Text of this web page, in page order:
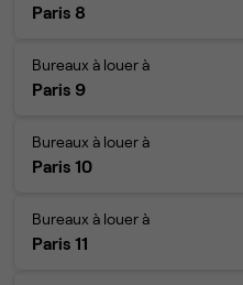
Paris 8
Bureaux à louer à
Paris 9
Bureaux à louer à
Paris 10
Bureaux à louer à
Paris 11